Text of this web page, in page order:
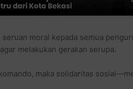
moral kepada semua
melakukan gerakan serupa.
maka solidaritas